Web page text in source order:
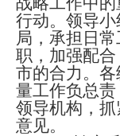
行动。领导
局，承担日
职，加强配
市的合力。
量工作负总
领导机构 ， 抓
意见。